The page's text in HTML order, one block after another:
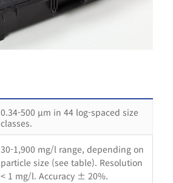
0.34-500 µm in 44 log-spaced size
classes.
30-1,900 mg/l range, depending on
particle size (see table). Resolution
< 1 mg/l. Accuracy ± 20%.